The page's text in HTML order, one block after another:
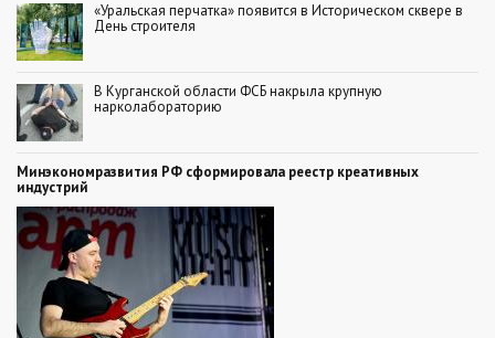
«Уральская перчатка» появится в Историческом сквере в
День строителя
В Курганской области ФСБ накрыла крупную
нарколабораторию
Минэкономразвития РФ сформировала реестр креативных
индустрий